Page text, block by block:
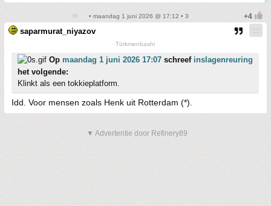
• maandag 1 juni 2026 @ 17:12 • 3
saparmurat_niyazov
Türkmenbashi
Op maandag 1 juni 2026 17:07 schreef inslagenreuring
het volgende:
Klinkt als een tokkieplatform.
Idd. Voor mensen zoals Henk uit Rotterdam (*).
▼ Advertentie door Refinery89